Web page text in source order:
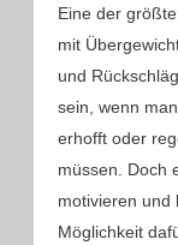
Eine der
mit
und
sein, wenn
erhofft oder
müssen. Doch
motivieren und
Möglichkeit